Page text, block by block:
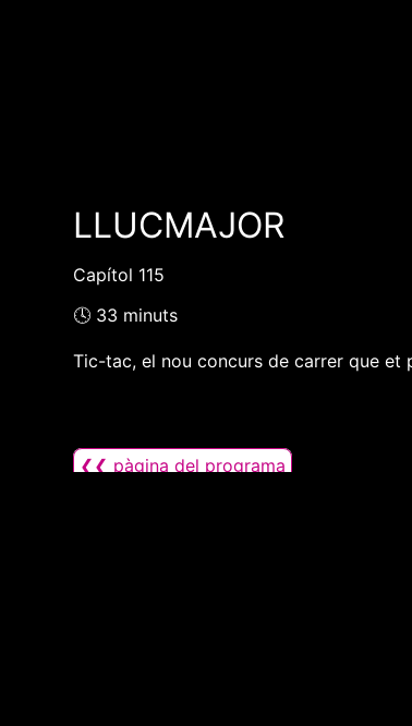
LLUCMAJOR
Capítol 115
🕓 33 minuts
Tic-tac, el nou concurs de carrer que et
❮❮ pàgina del programa